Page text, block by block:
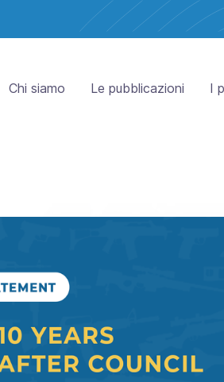
Chi siamo Le pubblicazioni I